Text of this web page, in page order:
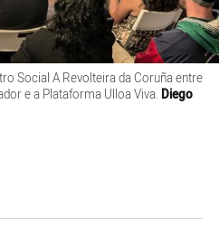
Social A Revolteira da Coruña entre
e a Plataforma Ulloa Viva. Diego